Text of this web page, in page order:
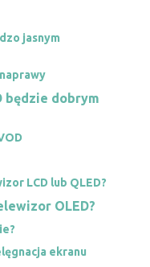
jasnym
będzie dobrym
LCD lub QLED?
OLED?
ekranu